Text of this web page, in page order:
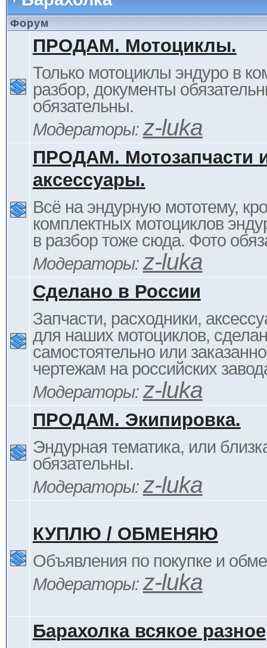
Форум
ПРОДАМ. Мотоциклы.
Только мотоциклы эндуро в
разбор, документы
обязательны.
Модераторы: z-luka
ПРОДАМ. Мотозапчасти
аксессуары.
Всё на эндурную мототему,
комплектных мотоциклов
в разбор тоже сюда. Фото
Модераторы: z-luka
Сделано в России
Запчасти, расходники,
для наших мотоциклов,
самостоятельно или
чертежам на российских
Модераторы: z-luka
ПРОДАМ. Экипировка.
Эндурная тематика, или
обязательны.
Модераторы: z-luka
КУПЛЮ / ОБМЕНЯЮ
Объявления по покупке и
Модераторы: z-luka
Барахолка всякое разное